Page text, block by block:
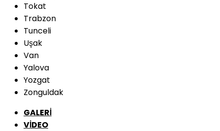
Tokat
Trabzon
Tunceli
Uşak
Van
Yalova
Yozgat
Zonguldak
GALERİ
VİDEO